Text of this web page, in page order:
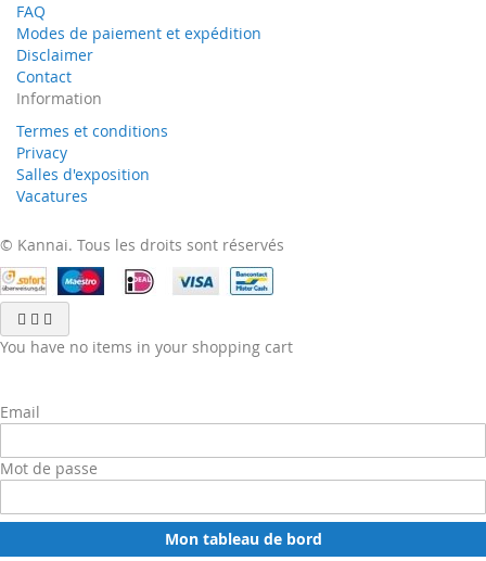
FAQ
Modes de paiement et expédition
Disclaimer
Contact
Information
Termes et conditions
Privacy
Salles d'exposition
Vacatures
© Kannai. Tous les droits sont réservés
You have no items in your shopping cart
Email
Mot de passe
Mon tableau de bord